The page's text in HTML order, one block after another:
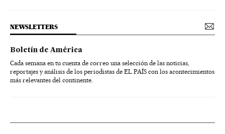
NEWSLETTERS
Boletín de América
Cada semana en tu cuenta de correo una selección de las noticias,
reportajes y análisis de los periodistas de EL PAÍS con los acontecimientos
más relevantes del continente.